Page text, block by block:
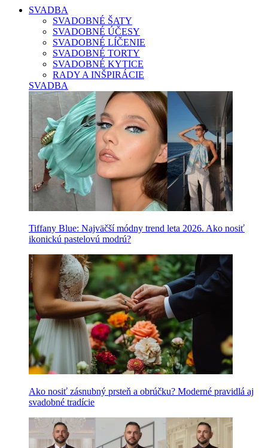
SVADBA
SVADOBNÉ ŠATY
SVADOBNÉ ÚČESY
SVADOBNÉ LÍČENIE
SVADOBNÉ TORTY
SVADOBNÉ KYTICE
RADY A INŠPIRÁCIE
SVADBA
Tiffany Blue: Najväčší módny trend leta 2026. Ako nosiť
ikonickú pastelovú modrú?
Ako nosiť zásnubný prsteň a obrúčku? Moderné pravidlá aj
svadobné tradície